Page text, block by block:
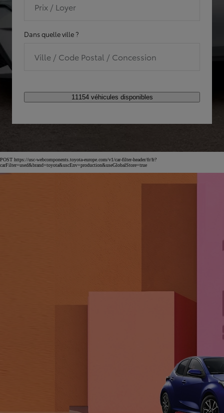
Prix / Loyer
Dans quelle ville ?
Ville / Code Postal / Concession
11154 véhicules disponibles
POST https://usc-webcomponents.toyota-europe.com/v1/car-filter-header/fr/fr?
carFilter=used&brand=toyota&uscEnv=production&useGlobalStore=true